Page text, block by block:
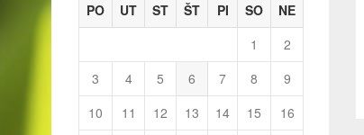
PO UT ST ŠT PI SO
NE
1
2
3
4 5 6 7 8
9
10
11 12 13 14 15
16